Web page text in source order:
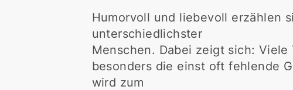
Humorvoll und liebevoll erzählen
unterschiedlichster
Menschen. Dabei zeigt sich:
besonders die einst oft fehlende
wird zum